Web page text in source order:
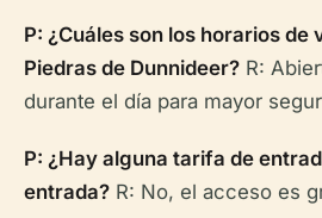
P: ¿Cuáles son los horarios de
Piedras de Dunnideer? R:
durante el día para mayor
P: ¿Hay alguna tarifa de
entrada? R: No, el acceso es